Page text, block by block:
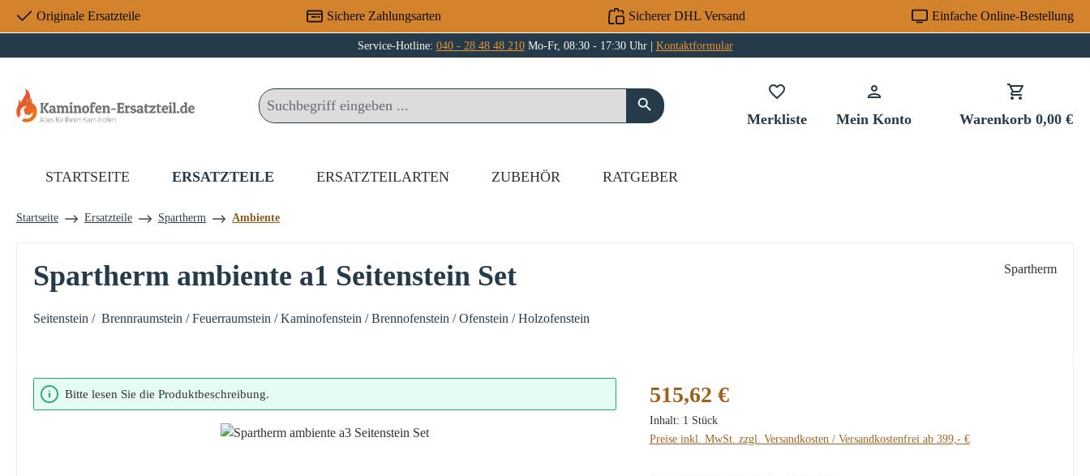
Hauptinhalt springen
Zur Suche springen
Zur Hauptnavigation springen
Originale Ersatzteile Sichere Zahlungsarten Sicherer DHL Versand Einfache Online-Bestellung
Service-Hotline: 040 - 28 48 48 210Mo-Fr, 08:30 - 17:30 Uhr | Kontaktformular
MerklisteDu hast 0 Produkte auf dem Merkzettel
Mein Konto Warenkorb 0,00 €
STARTSEITE ERSATZTEILE ERSATZTEILARTEN ZUBEHÖR RATGEBER
Startseite Ersatzteile Spartherm Ambiente
Spartherm ambiente a1 Seitenstein Set
Seitenstein / Brennraumstein / Feuerraumstein / Kaminofenstein / Brennofenstein / Ofenstein / Holzofenstein
Spartherm
Bildergalerie überspringen
Bitte lesen Sie die Produktbeschreibung.
Regulärer Preis:
515,62 €
Inhalt: 1 Stück
Preise inkl. MwSt. zzgl. Versandkosten / Versandkostenfrei ab 399,- €